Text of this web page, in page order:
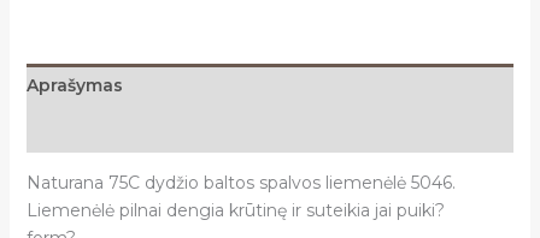
Aprašymas
Naturana 75C dydžio baltos spalvos liemenėlė 5046.
Liemenėlė pilnai dengia krūtinę ir suteikia jai puiki?